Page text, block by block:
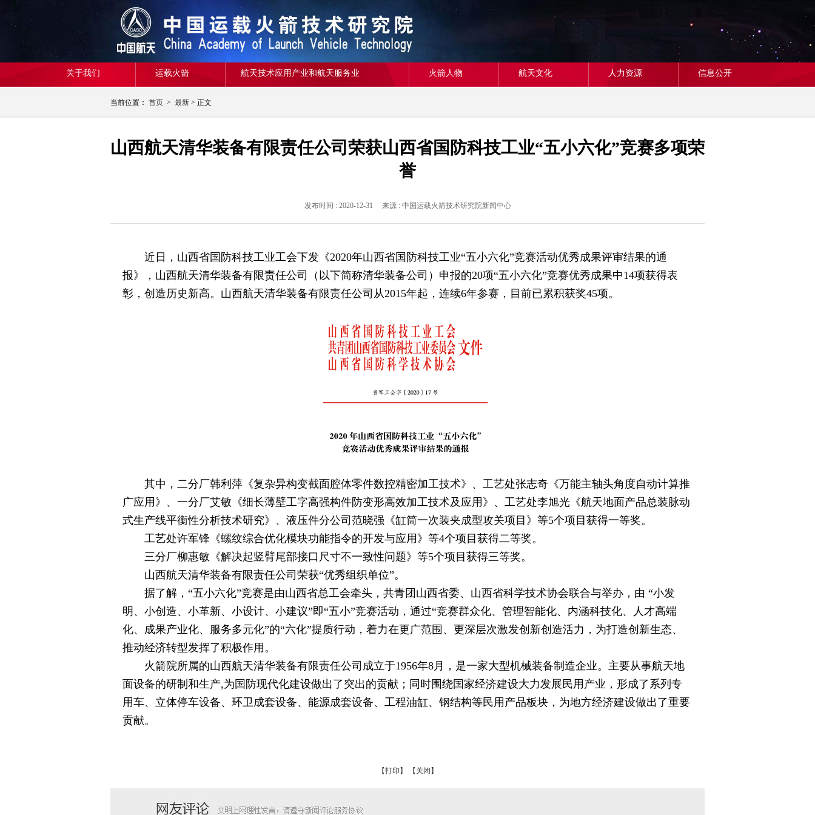
关于我们 运载火箭 航天技术应用产业和航天服务业 火箭人物 航天文化 人力资源 信息公开
当前位置： 首页 > 最新 > 正文
山西航天清华装备有限责任公司荣获山西省国防科技工业“五小六化”竞赛多项荣
誉
发布时间 : 2020-12-31 来源 : 中国运载火箭技术研究院新闻中心
近日，山西省国防科技工业工会下发《2020年山西省国防科技工业“五小六化”竞赛活动优秀成果评审结果的通
报》，山西航天清华装备有限责任公司（以下简称清华装备公司）申报的20项“五小六化”竞赛优秀成果中14项获得表
彰，创造历史新高。山西航天清华装备有限责任公司从2015年起，连续6年参赛，目前已累积获奖45项。
其中，二分厂韩利萍《复杂异构变截面腔体零件数控精密加工技术》、工艺处张志奇《万能主轴头角度自动计算推
广应用》、一分厂艾敏《细长薄壁工字高强构件防变形高效加工技术及应用》、工艺处李旭光《航天地面产品总装脉动
式生产线平衡性分析技术研究》、液压件分公司范晓强《缸筒一次装夹成型攻关项目》等5个项目获得一等奖。
工艺处许军锋《螺纹综合优化模块功能指令的开发与应用》等4个项目获得二等奖。
三分厂柳惠敏《解决起竖臂尾部接口尺寸不一致性问题》等5个项目获得三等奖。
山西航天清华装备有限责任公司荣获“优秀组织单位”。
据了解，“五小六化”竞赛是由山西省总工会牵头，共青团山西省委、山西省科学技术协会联合与举办，由 “小发
明、小创造、小革新、小设计、小建议”即“五小”竞赛活动，通过“竞赛群众化、管理智能化、内涵科技化、人才高端
化、成果产业化、服务多元化”的“六化”提质行动，着力在更广范围、更深层次激发创新创造活力，为打造创新生态、
推动经济转型发挥了积极作用。
火箭院所属的山西航天清华装备有限责任公司成立于1956年8月，是一家大型机械装备制造企业。主要从事航天地
面设备的研制和生产,为国防现代化建设做出了突出的贡献；同时围绕国家经济建设大力发展民用产业，形成了系列专
用车、立体停车设备、环卫成套设备、能源成套设备、工程油缸、钢结构等民用产品板块，为地方经济建设做出了重要
贡献。
【打印】 【关闭】